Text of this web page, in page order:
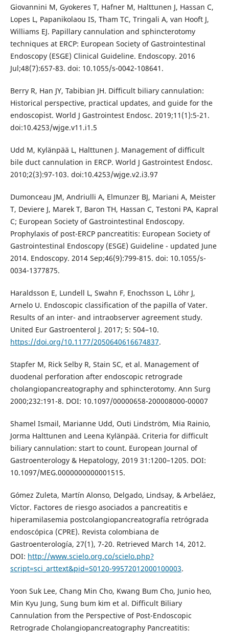
Giovannini M, Gyokeres T, Hafner M, Halttunen J, Hassan C,
Lopes L, Papanikolaou IS, Tham TC, Tringali A, van Hooft J,
Williams EJ. Papillary cannulation and sphincterotomy
techniques at ERCP: European Society of Gastrointestinal
Endoscopy (ESGE) Clinical Guideline. Endoscopy. 2016
Jul;48(7):657-83. doi: 10.1055/s-0042-108641.
Berry R, Han JY, Tabibian JH. Difficult biliary cannulation:
Historical perspective, practical updates, and guide for the
endoscopist. World J Gastrointest Endosc. 2019;11(1):5-21.
doi:10.4253/wjge.v11.i1.5
Udd M, Kylänpää L, Halttunen J. Management of difficult
bile duct cannulation in ERCP. World J Gastrointest Endosc.
2010;2(3):97-103. doi:10.4253/wjge.v2.i3.97
Dumonceau JM, Andriulli A, Elmunzer BJ, Mariani A, Meister
T, Deviere J, Marek T, Baron TH, Hassan C, Testoni PA, Kapral
C; European Society of Gastrointestinal Endoscopy.
Prophylaxis of post-ERCP pancreatitis: European Society of
Gastrointestinal Endoscopy (ESGE) Guideline - updated June
2014. Endoscopy. 2014 Sep;46(9):799-815. doi: 10.1055/s-
0034-1377875.
Haraldsson E, Lundell L, Swahn F, Enochsson L, Löhr J,
Arnelo U. Endoscopic classification of the papilla of Vater.
Results of an inter- and intraobserver agreement study.
United Eur Gastroenterol J. 2017; 5: 504–10.
https://doi.org/10.1177/2050640616674837.
Stapfer M, Rick Selby R, Stain SC, et al. Management of
duodenal perforation after endoscopic retrograde
cholangiopancreatography and sphincterotomy. Ann Surg
2000;232:191-8. DOI: 10.1097/00000658-200008000-00007
Shamel Ismail, Marianne Udd, Outi Lindström, Mia Rainio,
Jorma Halttunen and Leena Kylänpää. Criteria for difficult
biliary cannulation: start to count. European Journal of
Gastroenterology & Hepatology, 2019 31:1200–1205. DOI:
10.1097/MEG.0000000000001515.
Gómez Zuleta, Martín Alonso, Delgado, Lindsay, & Arbeláez,
Víctor. Factores de riesgo asociados a pancreatitis e
hiperamilasemia postcolangiopancreatografía retrógrada
endoscópica (CPRE). Revista colombiana de
Gastroenterología, 27(1), 7-20. Retrieved March 14, 2012.
DOI: http://www.scielo.org.co/scielo.php?
script=sci_arttext&pid=S0120-99572012000100003.
Yoon Suk Lee, Chang Min Cho, Kwang Bum Cho, Junio heo,
Min Kyu Jung, Sung bum kim et al. Difficult Biliary
Cannulation from the Perspective of Post-Endoscopic
Retrograde Cholangiopancreatography Pancreatitis: